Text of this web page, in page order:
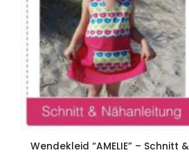
Wendekleid “AMELIE” – Schnitt